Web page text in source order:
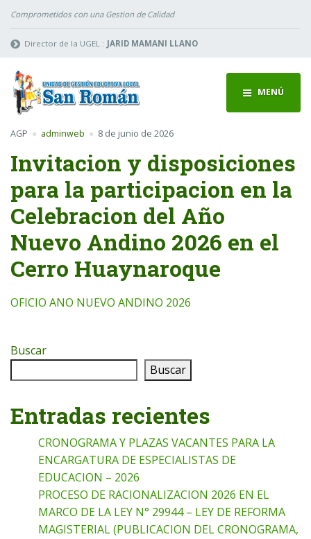
Comprometidos con una Gestion de Calidad
Director de la UGEL : JARID MAMANI LLANO
MENÚ
AGP adminweb 8 de junio de 2026
Invitacion y disposiciones
para la participacion en la
Celebracion del Año
Nuevo Andino 2026 en el
Cerro Huaynaroque
OFICIO ANO NUEVO ANDINO 2026
Buscar
Buscar
Entradas recientes
CRONOGRAMA Y PLAZAS VACANTES PARA LA
ENCARGATURA DE ESPECIALISTAS DE
EDUCACION – 2026
PROCESO DE RACIONALIZACION 2026 EN EL
MARCO DE LA LEY N° 29944 – LEY DE REFORMA
MAGISTERIAL (PUBLICACION DEL CRONOGRAMA,